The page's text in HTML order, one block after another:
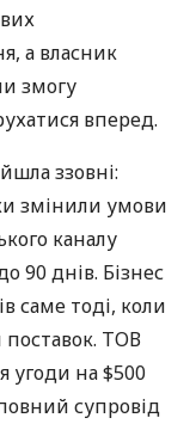
а власник
змогу
вперед.
ззовні:
змінили умови
каналу
90 днів. Бізнес
саме тоді, коли
поставок. ТОВ
угоди на $500
супровід